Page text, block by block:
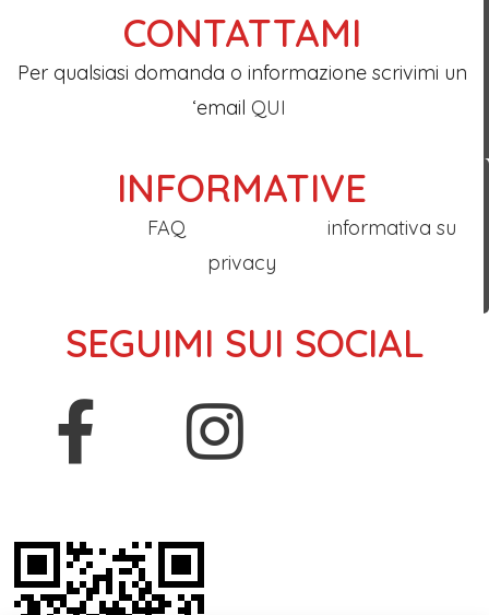
CONTATTAMI
Per qualsiasi domanda o informazione scrivimi un
‘email QUI
INFORMATIVE
FAQ
informativa su
privacy
SEGUIMI SUI SOCIAL